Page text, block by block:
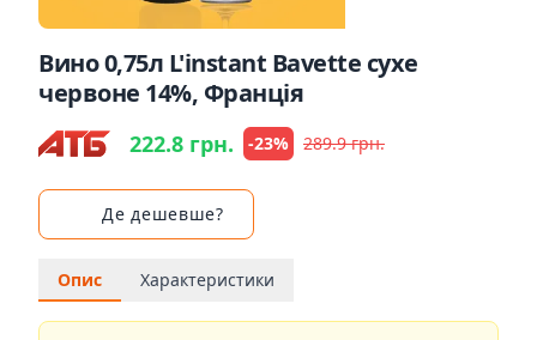
Вино 0,75л L'instant Bavette сухе
червоне 14%, Франція
222.8 грн. -23% 289.9 грн.
Де дешевше?
Опис Характеристики